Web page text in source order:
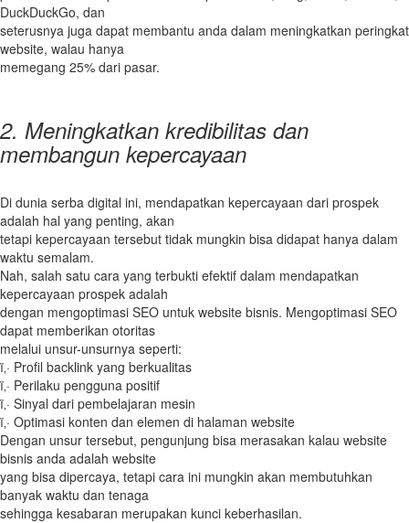
DuckDuckGo, dan
seterusnya juga dapat membantu anda dalam meningkatkan peringkat
website, walau hanya
memegang 25% dari pasar.
2. Meningkatkan kredibilitas dan
membangun kepercayaan
Di dunia serba digital ini, mendapatkan kepercayaan dari prospek
adalah hal yang penting, akan
tetapi kepercayaan tersebut tidak mungkin bisa didapat hanya dalam
waktu semalam.
Nah, salah satu cara yang terbukti efektif dalam mendapatkan
kepercayaan prospek adalah
dengan mengoptimasi SEO untuk website bisnis. Mengoptimasi SEO
dapat memberikan otoritas
melalui unsur-unsurnya seperti:
ï‚· Profil backlink yang berkualitas
ï‚· Perilaku pengguna positif
ï‚· Sinyal dari pembelajaran mesin
ï‚· Optimasi konten dan elemen di halaman website
Dengan unsur tersebut, pengunjung bisa merasakan kalau website
bisnis anda adalah website
yang bisa dipercaya, tetapi cara ini mungkin akan membutuhkan
banyak waktu dan tenaga
sehingga kesabaran merupakan kunci keberhasilan.